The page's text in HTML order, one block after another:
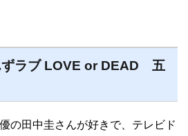
ラブ LOVE or DEAD 五
の田中圭さんが好きで、テレビド